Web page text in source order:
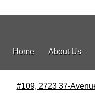
Home About Us
#109, 2723 37-